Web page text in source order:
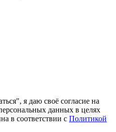
я даю своё согласие на
данных в целях
в соответствии с Политикой